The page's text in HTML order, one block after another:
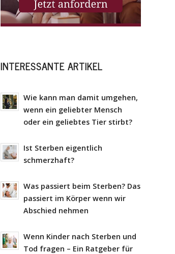
INTERESSANTE ARTIKEL
Wie kann man damit umgehen,
wenn ein geliebter Mensch
oder ein geliebtes Tier stirbt?
Ist Sterben eigentlich
schmerzhaft?
Was passiert beim Sterben? Das
passiert im Körper wenn wir
Abschied nehmen
Wenn Kinder nach Sterben und
Tod fragen – Ein Ratgeber für